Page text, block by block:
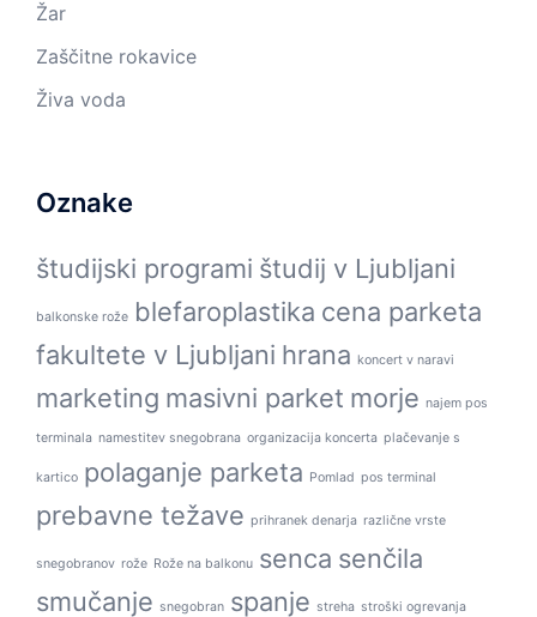
Žar
Zaščitne rokavice
Živa voda
Oznake
študijski programi študij v Ljubljani
balkonske rože blefaroplastika cena parketa
fakultete v Ljubljani hrana koncert v naravi
marketing masivni parket morje najem pos
terminala namestitev snegobrana organizacija koncerta plačevanje s
kartico polaganje parketa Pomlad pos terminal
prebavne težave prihranek denarja različne vrste
snegobranov rože Rože na balkonu senca senčila
smučanje snegobran spanje streha stroški ogrevanja